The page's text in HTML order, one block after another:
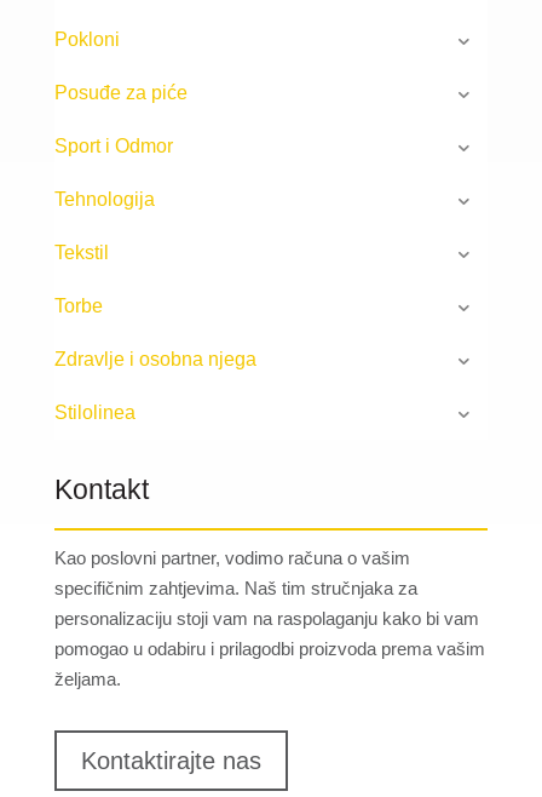
Pokloni
Posuđe za piće
Sport i Odmor
Tehnologija
Tekstil
Torbe
Zdravlje i osobna njega
Stilolinea
Kontakt
Kao poslovni partner, vodimo računa o vašim
specifičnim zahtjevima. Naš tim stručnjaka za
personalizaciju stoji vam na raspolaganju kako bi vam
pomogao u odabiru i prilagodbi proizvoda prema vašim
željama.
Kontaktirajte nas